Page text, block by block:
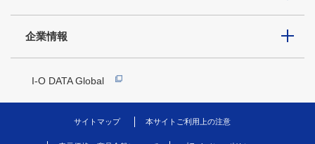
企業情報
I-O DATA Global
サイトマップ 本サイトご利用上の注意